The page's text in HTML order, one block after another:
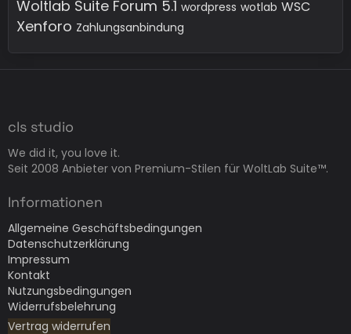
Woltlab Suite Forum 5.1 wordpress wotlab WSC
Xenforo Zahlungsanbindung
cls studio
We did it, you love it.
Seit 2008 Anbieter von Premium-Stilen für WoltLab Suite™.
Informationen
Allgemeine Geschäftsbedingungen
Datenschutzerklärung
Impressum
Kontakt
Nutzungsbedingungen
Widerrufsbelehrung
Vertrag widerrufen